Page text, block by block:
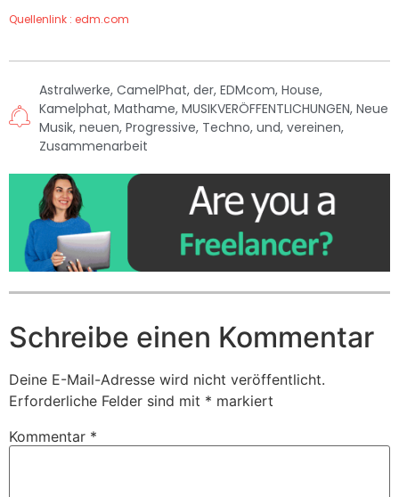
Quellenlink : edm.com
Astralwerke, CamelPhat, der, EDMcom, House,
Kamelphat, Mathame, MUSIKVERÖFFENTLICHUNGEN, Neue
Musik, neuen, Progressive, Techno, und, vereinen,
Zusammenarbeit
Schreibe einen Kommentar
Deine E-Mail-Adresse wird nicht veröffentlicht.
Erforderliche Felder sind mit * markiert
Kommentar *